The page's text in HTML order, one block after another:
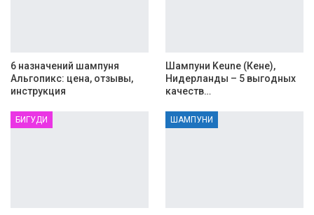
6 назначений шампуня
Альгопикс: цена, отзывы,
инструкция
Шампуни Keune (Кене),
Нидерланды – 5 выгодных
качеств…
БИГУДИ ШАМПУНИ